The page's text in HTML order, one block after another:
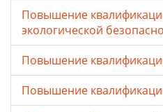
Повышение
экологической
Повышение
Повышение